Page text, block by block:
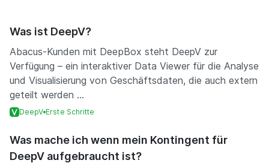
Was ist DeepV?
Abacus-Kunden mit DeepBox steht DeepV zur
Verfügung – ein interaktiver Data Viewer für die Analyse
und Visualisierung von Geschäftsdaten, die auch extern
geteilt werden ...
DeepV Erste Schritte
Was mache ich wenn mein Kontingent für
DeepV aufgebraucht ist?